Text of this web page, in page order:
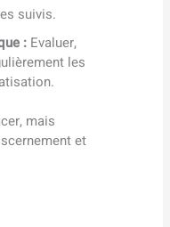
suivis.
: Evaluer,
les
mais
et